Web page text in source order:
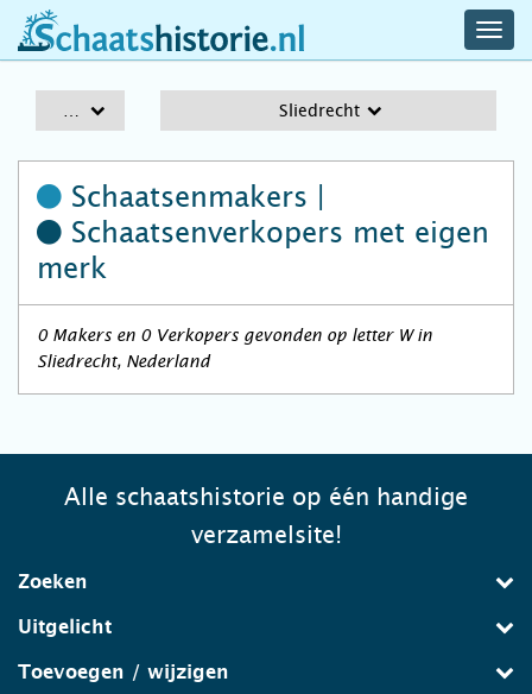
schaatshistorie.nl
Sliedrecht
Schaatsenmakers |
Schaatsenverkopers met eigen
merk
0 Makers en 0 Verkopers gevonden op letter W in
Sliedrecht, Nederland
Alle schaatshistorie op één handige
verzamelsite!
Zoeken
Uitgelicht
Toevoegen / wijzigen